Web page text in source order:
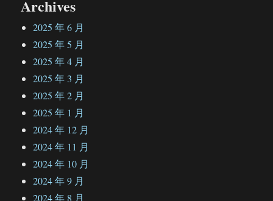
Archives
2025 年 6 月
2025 年 5 月
2025 年 4 月
2025 年 3 月
2025 年 2 月
2025 年 1 月
2024 年 12 月
2024 年 11 月
2024 年 10 月
2024 年 9 月
2024 年 8 月